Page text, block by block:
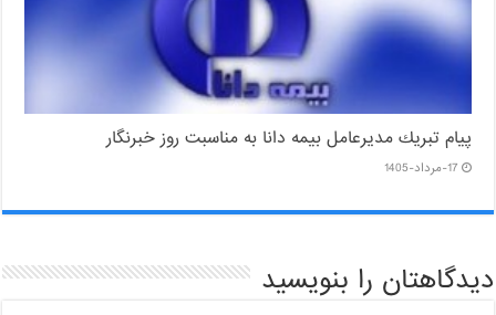
پیام ‌تبریك‌ مدیرعامل بیمه دانا به مناسبت روز خبرنگار
17-مرداد-1405
دیدگاهتان را بنویسید